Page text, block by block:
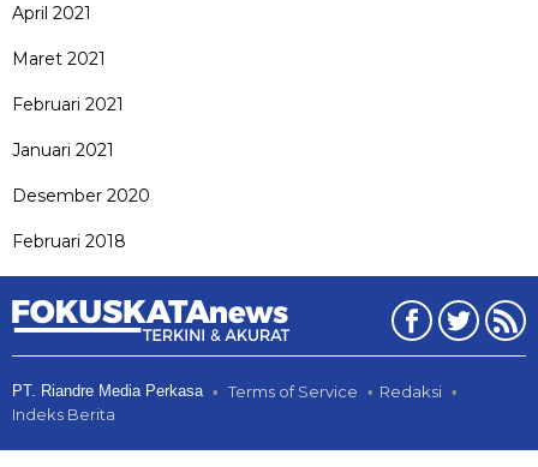
April 2021
Maret 2021
Februari 2021
Januari 2021
Desember 2020
Februari 2018
PT. Riandre Media Perkasa Terms of Service
Redaksi
Indeks Berita